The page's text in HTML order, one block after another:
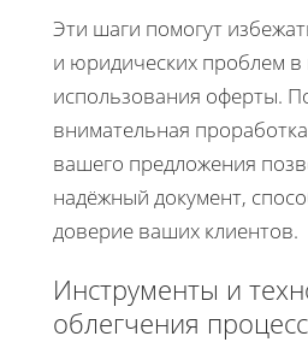
Эти шаги помогут
и юридических проблем в
использования оферты.
внимательная
вашего предложения
надёжный документ,
доверие ваших клиентов.
Инструменты и
облегчения